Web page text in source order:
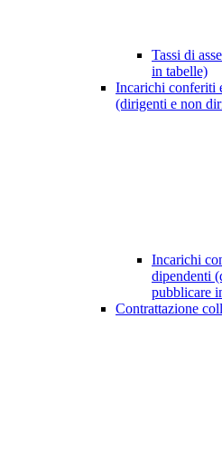
Tassi di
in tabelle)
Incarichi conferiti
(dirigenti e non
Incarichi
dipendenti
pubblicare
Contrattazione